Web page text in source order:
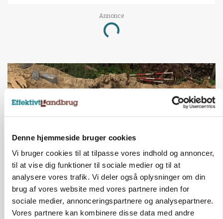
Denne hjemmeside bruger cookies
Vi bruger cookies til at tilpasse vores indhold og annoncer,
til at vise dig funktioner til sociale medier og til at
analysere vores trafik. Vi deler også oplysninger om din
brug af vores website med vores partnere inden for
sociale medier, annonceringspartnere og analysepartnere.
Vores partnere kan kombinere disse data med andre
Annonce
Loading...
Fra mark til mur: Byggeriet kan åbne nyt
marked for biokul